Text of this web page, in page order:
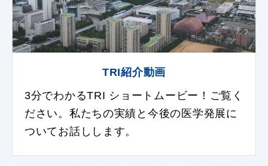
TRI紹介動画
3分でわかるTRI ショートムービー！ご覧く
ださい。私たちの実績と今後の医学発展に
ついてお話しします。